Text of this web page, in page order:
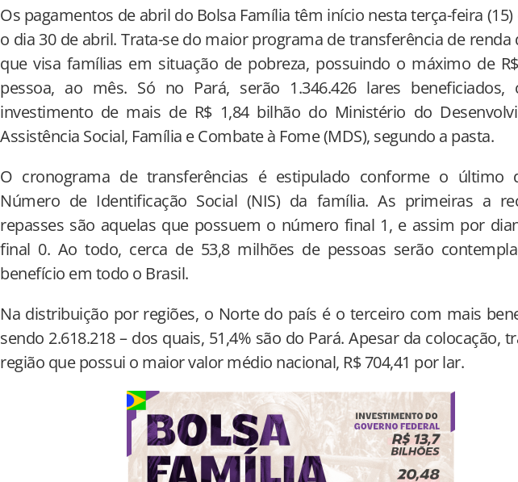
Os pagamentos de abril do Bolsa Família têm início nesta terça-feira (15)
o dia 30 de abril. Trata-se do maior programa de transferência de renda
que visa famílias em situação de pobreza, possuindo o máximo de
pessoa, ao mês. Só no Pará, serão 1.346.426 lares beneficiados,
investimento de mais de R$ 1,84 bilhão do Ministério do
Assistência Social, Família e Combate à Fome (MDS), segundo a pasta.
O cronograma de transferências é estipulado conforme o último
Número de Identificação Social (NIS) da família. As primeiras a
repasses são aquelas que possuem o número final 1, e assim por
final 0. Ao todo, cerca de 53,8 milhões de pessoas serão
benefício em todo o Brasil.
Na distribuição por regiões, o Norte do país é o terceiro com mais
sendo 2.618.218 – dos quais, 51,4% são do Pará. Apesar da colocação,
região que possui o maior valor médio nacional, R$ 704,41 por lar.